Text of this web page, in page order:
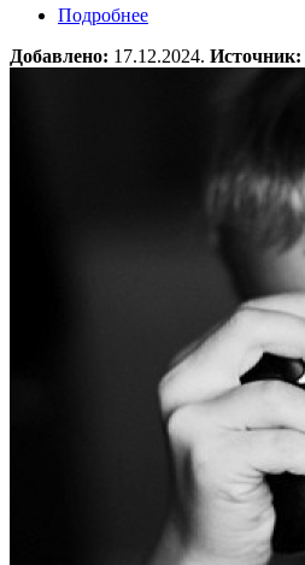
Подробнее
Добавлено: 17.12.2024. Источник: